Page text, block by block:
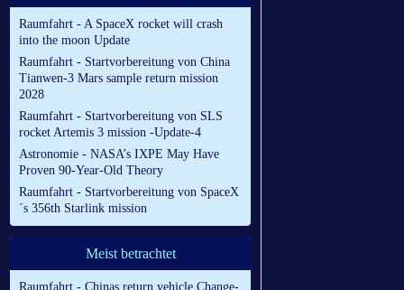
Raumfahrt - A SpaceX rocket will crash
into the moon Update
Raumfahrt - Startvorbereitung von China
Tianwen-3 Mars sample return mission
2028
Raumfahrt - Startvorbereitung von SLS
rocket Artemis 3 mission -Update-4
Astronomie - NASA’s IXPE May Have
Proven 90-Year-Old Theory
Raumfahrt - Startvorbereitung von SpaceX
´s 356th Starlink mission
Meist betrachtet
Raumfahrt - Chinas return vehicle Change-